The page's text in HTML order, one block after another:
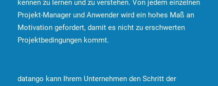
kennen zu lernen und zu verstehen. Von jedem einzelnen
Projekt-Manager und Anwender wird ein hohes Maß an
Motivation gefordert, damit es nicht zu erschwerten
Projektbedingungen kommt.
datango kann Ihrem Unternehmen den Schritt der